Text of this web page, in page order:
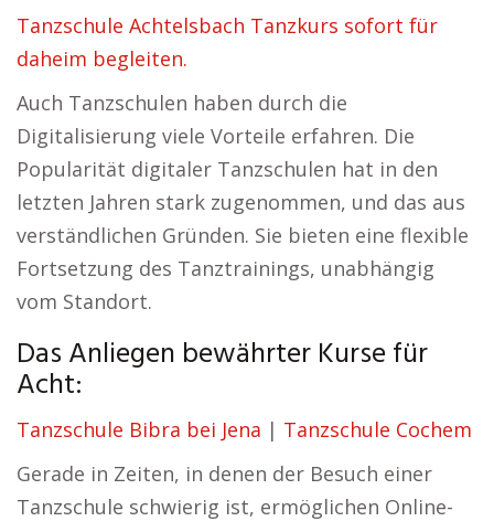
Tanzschule Achtelsbach Tanzkurs sofort für
daheim begleiten.
Auch Tanzschulen haben durch die
Digitalisierung viele Vorteile erfahren. Die
Popularität digitaler Tanzschulen hat in den
letzten Jahren stark zugenommen, und das aus
verständlichen Gründen. Sie bieten eine flexible
Fortsetzung des Tanztrainings, unabhängig
vom Standort.
Das Anliegen bewährter Kurse für
Acht:
Tanzschule Bibra bei Jena | Tanzschule Cochem
Gerade in Zeiten, in denen der Besuch einer
Tanzschule schwierig ist, ermöglichen Online-